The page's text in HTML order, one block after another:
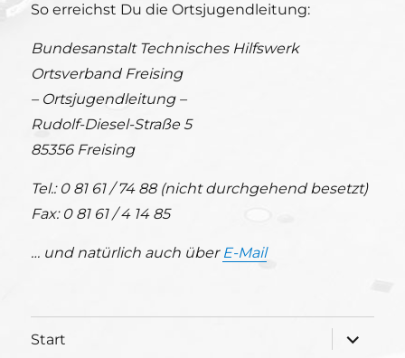
So erreichst Du die Ortsjugendleitung:
Bundesanstalt Technisches Hilfswerk
Ortsverband Freising
– Ortsjugendleitung –
Rudolf-Diesel-Straße 5
85356 Freising
Tel.: 0 81 61 / 74 88 (nicht durchgehend besetzt)
Fax: 0 81 61 / 4 14 85
… und natürlich auch über E-Mail
Start
öffnen